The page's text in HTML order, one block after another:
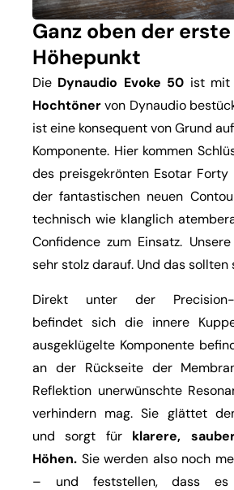
Ganz oben der erste
Höhepunkt
Die Dynaudio Evoke 50 ist mit
Hochtönervon Dynaudio
ist eine konsequent von Grund
Komponente. Hier kommen
des preisgekrönten Esotar Forty
der fantastischen neuen
technisch wie klanglich
Confidence zum Einsatz.
sehr stolz darauf. Und das sollten
Direkt unter der Precision-
befindet sich die innere
ausgeklügelte Komponente
an der Rückseite der
Reflektion unerwünschte
verhindern mag. Sie glättet
und sorgt für klarere,
Höhen. Sie werden also noch
– und feststellen, dass